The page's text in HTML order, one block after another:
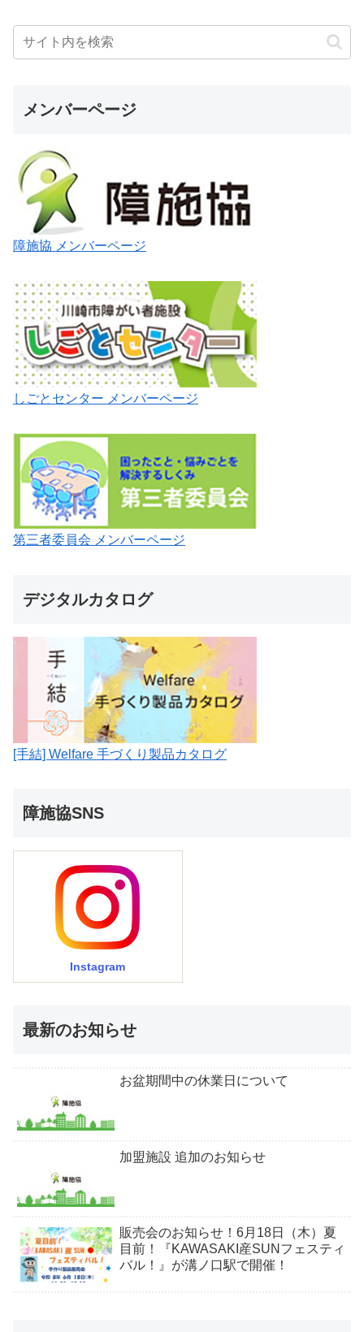
メンバーページ
障施協 メンバーページ
しごとセンター メンバーページ
第三者委員会 メンバーページ
デジタルカタログ
[手結] Welfare 手づくり製品カタログ
障施協SNS
Instagram
最新のお知らせ
お盆期間中の休業日について
加盟施設 追加のお知らせ
販売会のお知らせ！6月18日（木）夏
目前！『KAWASAKI産SUNフェスティ
バル！』が溝ノ口駅で開催！